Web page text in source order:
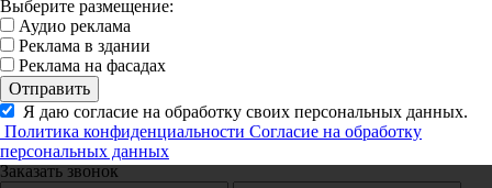
Выберите размещение:
Аудио реклама
Реклама в здании
Реклама на фасадах
Отправить
Я даю согласие на обработку своих персональных данных.
Политика конфиденциальности Согласие на обработку
персональных данных
Заказать звонок